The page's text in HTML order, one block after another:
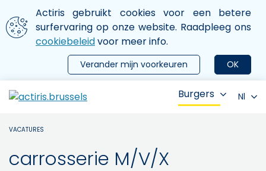
Aller au contenu principal
We gebruiken cookies
Actiris gebruikt cookies voor een betere
surfervaring op onze website. Raadpleeg ons
cookiebeleidvoor meer info.
OK
Verander mijn voorkeuren
le menu
Burgers Nl
VACATURES
carrosserie M/V/X